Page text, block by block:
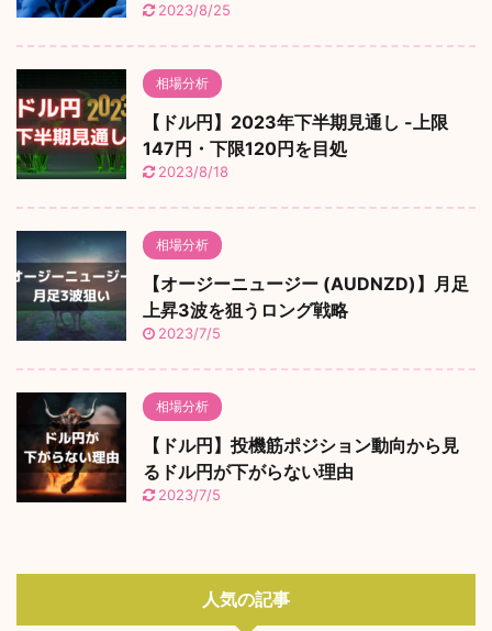
2023/8/25
相場分析
【ドル円】2023年下半期見通し -上限
147円・下限120円を目処
2023/8/18
相場分析
【オージーニュージー (AUDNZD)】月足
上昇3波を狙うロング戦略
2023/7/5
相場分析
【ドル円】投機筋ポジション動向から見
るドル円が下がらない理由
2023/7/5
人気の記事